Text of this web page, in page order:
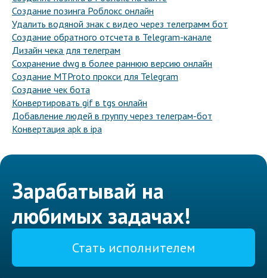
Создание позинга Роблокс онлайн
Удалить водяной знак с видео через телеграмм бот
Создание обратного отсчета в Telegram-канале
Дизайн чека для телеграм
Сохранение dwg в более раннюю версию онлайн
Создание MTProto прокси для Telegram
Создание чек бота
Конвертировать gif в tgs онлайн
Добавление людей в группу через телеграм-бот
Конвертация apk в ipa
Зарабатывай на
любимых задачах!
Стать исполнителем